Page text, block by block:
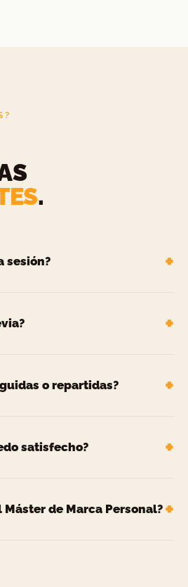
.
sesión?
o repartidas?
satisfecho?
Máster de Marca Personal?